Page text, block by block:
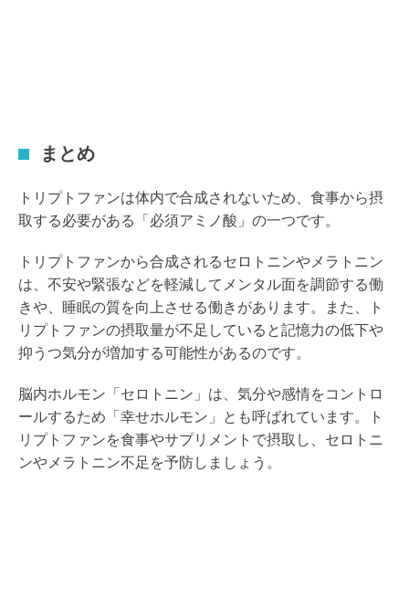
まとめ
トリプトファンは体内で合成されないため、食事から摂
取する必要がある「必須アミノ酸」の一つです。
トリプトファンから合成されるセロトニンやメラトニン
は、不安や緊張などを軽減してメンタル面を調節する働
きや、睡眠の質を向上させる働きがあります。また、ト
リプトファンの摂取量が不足していると記憶力の低下や
抑うつ気分が増加する可能性があるのです。
脳内ホルモン「セロトニン」は、気分や感情をコントロ
ールするため「幸せホルモン」とも呼ばれています。ト
リプトファンを食事やサプリメントで摂取し、セロトニ
ンやメラトニン不足を予防しましょう。